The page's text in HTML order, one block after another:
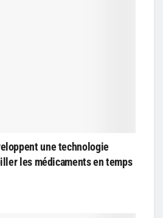
une technologie
les médicaments en temps